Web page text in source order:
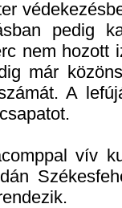
pedig
nem hozott
már
A
vív